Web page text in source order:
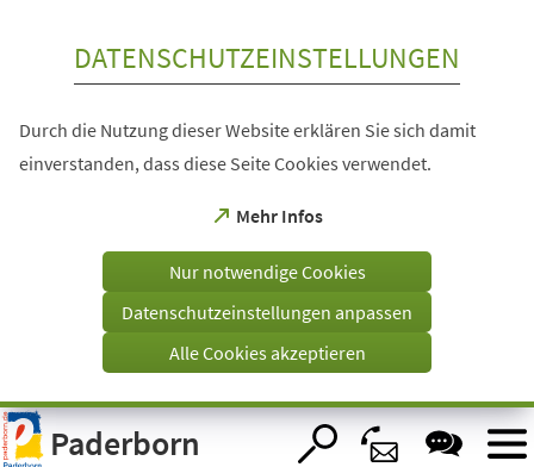
Visuelle
Assistenzsoftware
öffnen.
DATENSCHUTZEINSTELLUNGEN
Durch die Nutzung dieser Website erklären Sie sich damit
einverstanden, dass diese Seite Cookies verwendet.
Mehr Infos
(Öffnet
einem
Tab)
Nur notwendige Cookies
Datenschutzeinstellungen anpassen
Alle Cookies akzeptieren
Paderborn